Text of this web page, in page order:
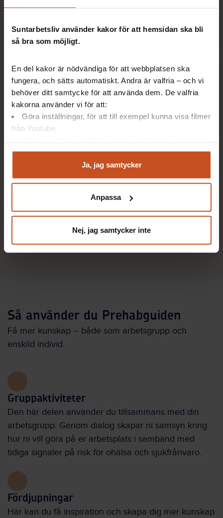
Suntarbetsliv använder kakor för att hemsidan ska bli
så bra som möjligt.
En del kakor är nödvändiga för att webbplatsen ska
fungera, och sätts automatiskt. Andra är valfria – och vi
behöver ditt samtycke för att använda dem. De valfria
kakorna använder vi för att:
Göra inställningar, för att till exempel kunna visa filmer
från Youtube
Analysera trafik för att kunna visa riktad information
Du kan när som helst återta ditt godkännande genom att
integritet@suntarbetsliv.se.
Ja, jag samtycker
Anpassa
Nej, jag samtycker inte
och känner att arbetsförmågan och orken sviktar.
Förebygg sjukfrånvaro - stöd för dig som
är skyddsombud
Här finns praktiskt stöd för dig i din roll som
Så använder du Prehabguiden
Få mer kunskap – både som arbetsgrupp och
enskild individ.
Gruppaktiviteter
Den här delen använder du tillsammans med din
arbetsgrupp. Genom dialog skapar ni samsyn kring
hur ni vill göra på er arbetsplats i samband med
tidiga signaler på risk för ohälsa och sjukfrånvaro.
Fördjupningar
Här kan du få inspiration och skapa dig mer kunskap